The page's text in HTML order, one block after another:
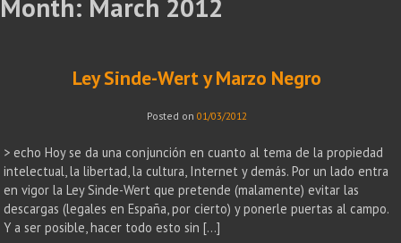
Month: March 2012
Ley Sinde-Wert y Marzo Negro
Posted on 01/03/2012
> echo Hoy se da una conjunción en cuanto al tema de la propiedad
intelectual, la libertad, la cultura, Internet y demás. Por un lado entra
en vigor la Ley Sinde-Wert que pretende (malamente) evitar las
descargas (legales en España, por cierto) y ponerle puertas al campo.
Y a ser posible, hacer todo esto sin […]